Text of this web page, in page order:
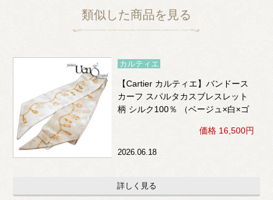
類似した商品を見る
カルティエ
【Cartier カルティエ】バンドース
カーフ スパルタカスブレスレット
柄 シルク100％ （ベージュ×白×ゴ
ールド）
価格 16,500円
2026.06.18
詳しく見る